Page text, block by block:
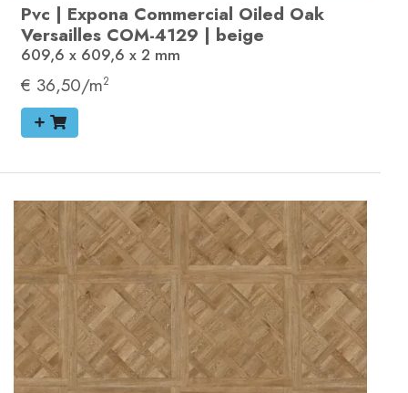
Pvc | Expona Commercial Oiled Oak
Versailles COM-4129 | beige
609,6 x 609,6 x 2 mm
€ 36,50/m2